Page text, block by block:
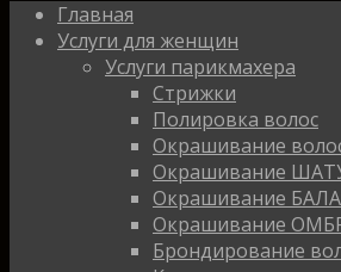
Главная
Услуги для женщин
Услуги парикмахера
Стрижки
Полировка волос
Окрашивание
Окрашивание
Окрашивание
Окрашивание
Брондирование